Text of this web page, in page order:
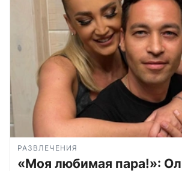
РАЗВЛЕЧЕНИЯ
«Моя любимая пара!»: